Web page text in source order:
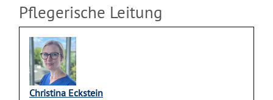
Pflegerische Leitung
Christina Eckstein